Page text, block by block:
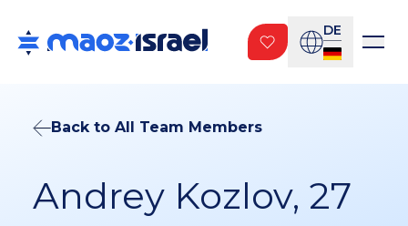
DE
Back to All Team Members
Andrey Kozlov, 27